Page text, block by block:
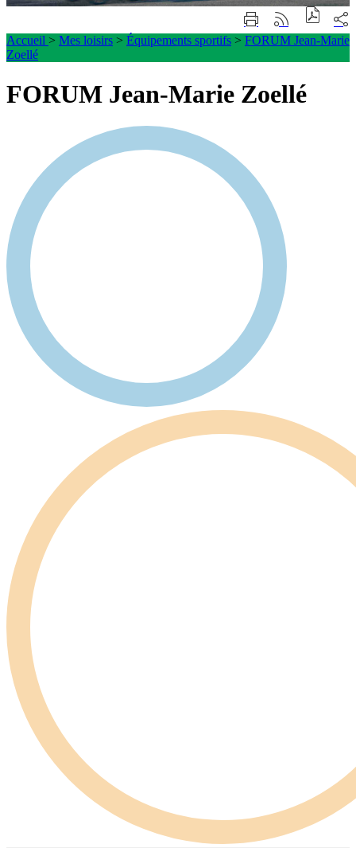
Accueil > Mes loisirs > Équipements sportifs > FORUM Jean-Marie
Zoellé
FORUM Jean-Marie Zoellé